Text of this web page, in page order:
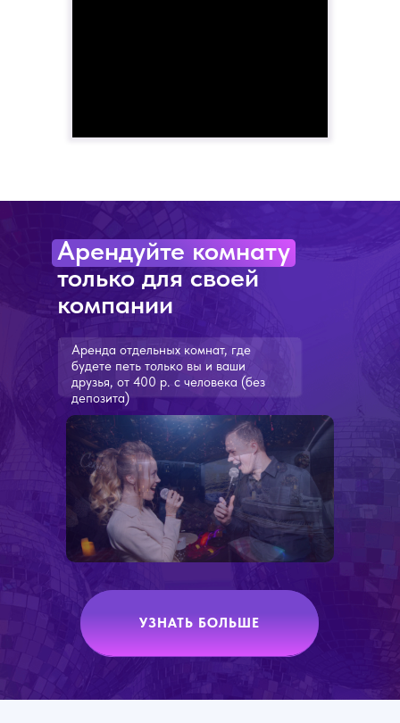
Аренда отдельных комнат, где
будете петь только вы и ваши
друзья, от 400 р. с человека (без
депозита)
Арендуйте комнату
только для своей
компании
УЗНАТЬ БОЛЬШЕ